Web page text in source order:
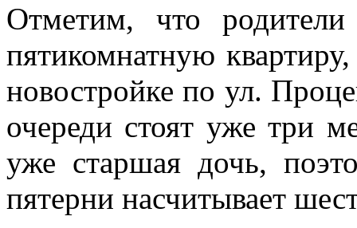
Отметим, что
пятикомнатную
новостройке по ул.
очереди стоят уже три
уже старшая дочь,
пятерни насчитывает